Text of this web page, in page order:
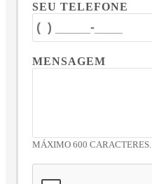
SEU TELEFONE
MENSAGEM
MÁXIMO 600 CARACTERES.